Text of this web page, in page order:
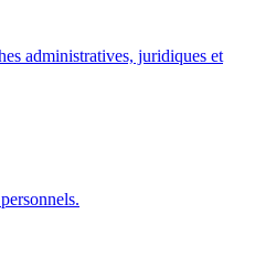
administratives, juridiques et